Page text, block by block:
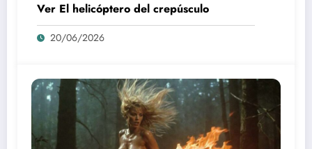
Ver El helicóptero del crepúsculo
20/06/2026